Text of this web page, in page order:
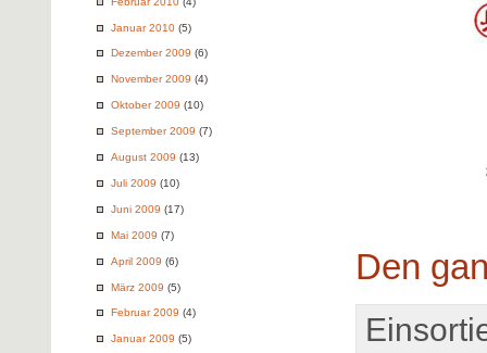
Januar 2010 (5)
Dezember 2009 (6)
November 2009 (4)
Oktober 2009 (10)
September 2009 (7)
August 2009 (13)
Juli 2009 (10)
Juni 2009 (17)
Mai 2009 (7)
April 2009 (6)
März 2009 (5)
Februar 2009 (4)
Januar 2009 (5)
Den